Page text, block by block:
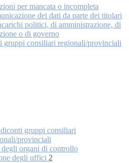
per mancata o incompleta
dei dati da parte dei titolari
politici, di amministrazione, di
o di governo
gruppi consiliari regionali/provinciali
gruppi consiliari
provinciali
organi di controllo
degli uffici 2